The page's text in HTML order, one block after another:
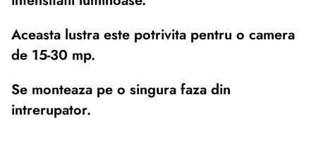
Aceasta lustra este potrivita pentru o camera
de 15-30 mp.
Se monteaza pe o singura faza din
intrerupator.